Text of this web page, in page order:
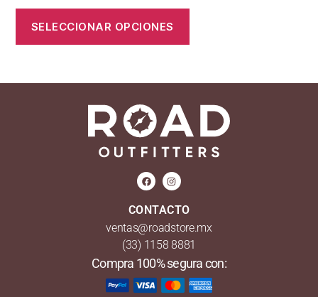
SELECCIONAR OPCIONES
CONTACTO
ventas@roadstore.mx
(33) 1158 8881
Compra 100% segura con: